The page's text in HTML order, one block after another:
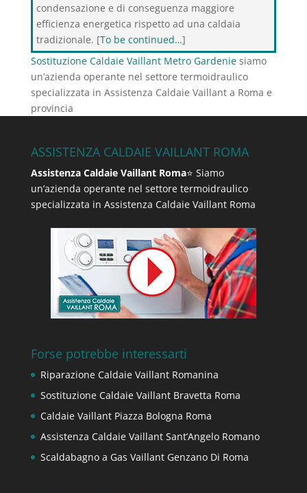
condensazione e di conseguenza maggiore
efficienza energetica rispetto ad una caldaia
tradizionale. [To be continued…]
Sostituzione Caldaie Vaillant Metro Gardeniesiamo
un’azienda operante nel settore termoidraulico
specializzata in Assistenza Caldaie Vaillant a Roma e
provincia
ASSISTENZA CALDAIE VAILLANT ROMA
Assistenza Caldaie Vaillant Roma⭐ Siamo
un’azienda operante nel settore termoidraulico
specializzata in Assistenza Caldaie Vaillant Roma
Forse potrebbe interessarti
Riparazione Caldaie Vaillant Romanina
Sostituzione Caldaie Vaillant Bravetta Roma
Caldaie Vaillant Piazza Bologna Roma
Assistenza Caldaie Vaillant Sant’Angelo Romano
Scaldabagno a Gas Vaillant Genzano Di Roma